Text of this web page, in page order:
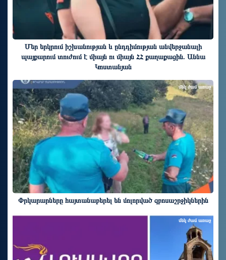
Մեր երկրում իշխանության և ընդդիմության անվերջանալի
պայքարում տուժում է միայն ու միայն ՀՀ քաղաքացին. Աննա
Կոստանյան
Փրկարարները հայտանաբերել են մոլորված զբոսաշրջիկներին
մեկ ժամ առաջ
մեկ ժամ առաջ